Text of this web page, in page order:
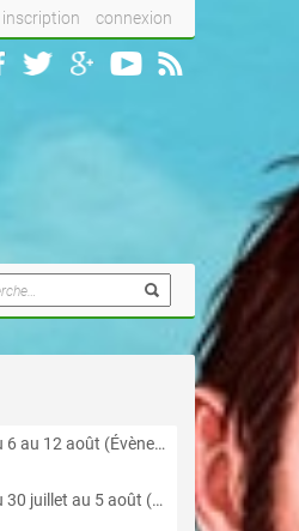
inscription connexion
GTA Online : Détails des bonus du 6 au 12 août (Évènement « Braquages de l'été » - Suite et fin)
GTA Online : Détails des bonus du 30 juillet au 5 août (Évènement « Braquages d'été »)